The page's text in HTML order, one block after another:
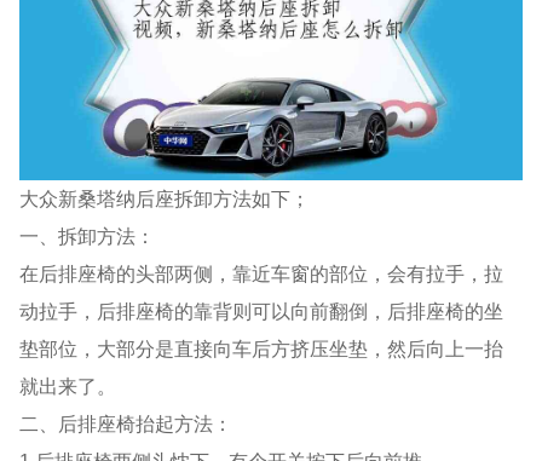
大众新桑塔纳后座拆卸方法如下；
一、拆卸方法：
在后排座椅的头部两侧，靠近车窗的部位，会有拉手，拉
动拉手，后排座椅的靠背则可以向前翻倒，后排座椅的坐
垫部位，大部分是直接向车后方挤压坐垫，然后向上一抬
就出来了。
二、后排座椅抬起方法：